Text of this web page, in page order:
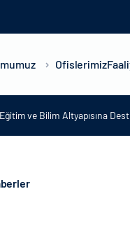
Ofislerimiz
ve Bilim Altyapısına